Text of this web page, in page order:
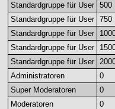
Standardgruppe für User 500
Standardgruppe für User 750
Standardgruppe für User
Standardgruppe für User
Standardgruppe für User
Administratoren
0
Super Moderatoren
0
Moderatoren
0